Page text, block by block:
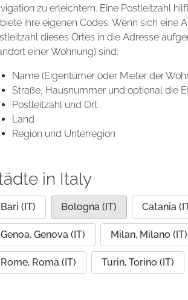
zu erleichtern. Eine Postleitzahl
ihre eigenen Codes. Wenn sich eine
dieses Ortes in die Adresse
einer Wohnung) sind:
Name (Eigentümer oder Mieter der
Straße, Hausnummer und optional die
Postleitzahl und Ort
Land
Region und Unterregion
in Italy
Bari (IT) Bologna (IT) Catania
Genoa, Genova (IT) Milan, Milano (IT)
Rome, Roma (IT) Turin, Torino (IT)